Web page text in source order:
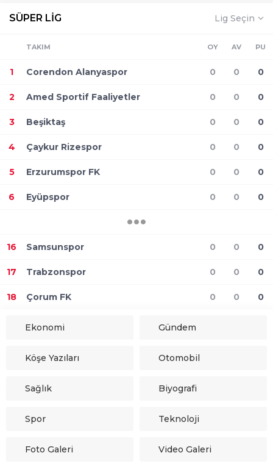
Lig Seçin
SÜPER LİG
TAKIM OY AV PU
1 Corendon Alanyaspor 0 0 0
2 Amed Sportif Faaliyetler 0 0 0
3 Beşiktaş 0 0 0
4 Çaykur Rizespor 0 0 0
5 Erzurumspor FK 0 0 0
6 Eyüpspor 0 0 0
16 Samsunspor 0 0 0
17 Trabzonspor 0 0 0
18 Çorum FK 0 0 0
Ekonomi Gündem
Köşe Yazıları Otomobil
Sağlık Biyografi
Spor Teknoloji
Foto Galeri Video Galeri